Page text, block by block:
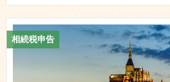
相続税申告